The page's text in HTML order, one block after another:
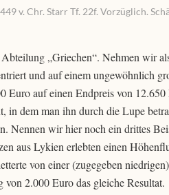
v. Chr. Starr Tf. 22f. Vorzüglich.
„Griechen“. Nehmen wir
und auf einem ungewöhnlich
Euro auf einen Endpreis von
dem man ihn durch die Lupe
Nennen wir hier noch ein drittes
aus Lykien erlebten einen
von einer (zugegeben
von 2.000 Euro das gleiche Resultat.